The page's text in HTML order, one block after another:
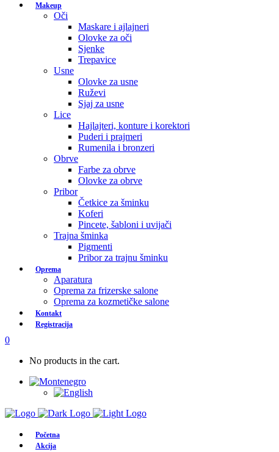
Makeup
Oči
Maskare i ajlajneri
Olovke za oči
Sjenke
Trepavice
Usne
Olovke za usne
Ruževi
Sjaj za usne
Lice
Hajlajteri, konture i korektori
Puderi i prajmeri
Rumenila i bronzeri
Obrve
Farbe za obrve
Olovke za obrve
Pribor
Četkice za šminku
Koferi
Pincete, šabloni i uvijači
Trajna šminka
Pigmenti
Pribor za trajnu šminku
Oprema
Aparatura
Oprema za frizerske salone
Oprema za kozmetičke salone
Kontakt
Registracija
0
No products in the cart.
Početna
Akcija